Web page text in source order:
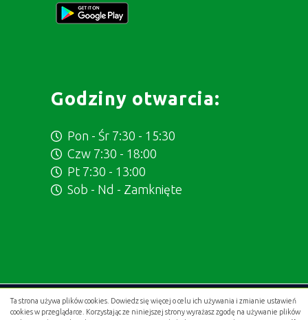
Ta strona używa plików cookies. Dowiedz się więcej o celu ich używania i zmianie ustawień
cookies w przeglądarce. Korzystając ze niniejszej strony wyrażasz zgodę na używanie plików
Godziny otwarcia:
Pon - Śr 7:30 - 15:30
Czw 7:30 - 18:00
Pt 7:30 - 13:00
Sob - Nd - Zamknięte
Projekt i wykonanie:.gold studio digital